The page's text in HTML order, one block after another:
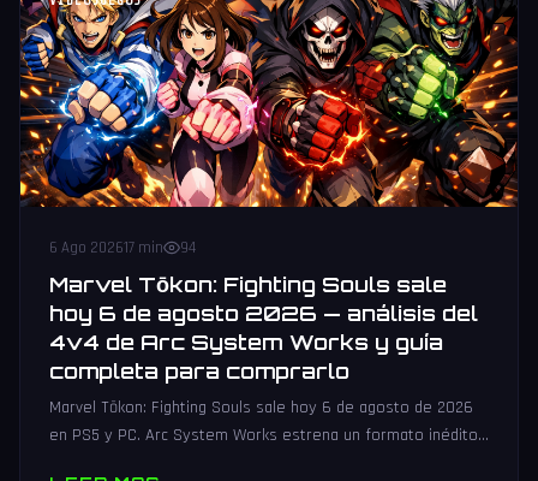
6 Ago 202617 min 94
Marvel Tōkon: Fighting Souls sale
hoy 6 de agosto 2026 — análisis del
4v4 de Arc System Works y guía
completa para comprarlo
Marvel Tōkon: Fighting Souls sale hoy 6 de agosto de 2026
en PS5 y PC. Arc System Works estrena un formato inédito